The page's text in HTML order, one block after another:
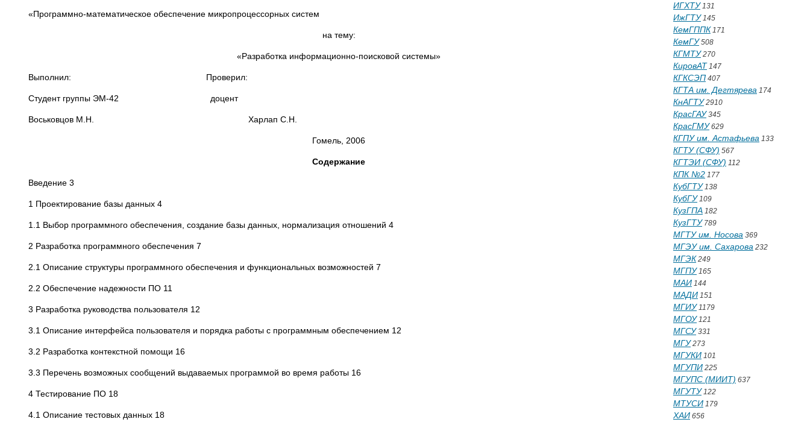
«Программно-математическое обеспечение микропроцессорных систем
на тему:
«Разработка информационно-поисковой системы»
Выполнил: Проверил:
Студент группы ЭМ-42 доцент
Воськовцов М.Н. Харлап С.Н.
Гомель, 2006
Содержание
Введение 3
1 Проектирование базы данных 4
1.1 Выбор программного обеспечения, создание базы данных, нормализация отношений 4
2 Разработка программного обеспечения 7
2.1 Описание структуры программного обеспечения и функциональных возможностей 7
2.2 Обеспечение надежности ПО 11
3 Разработка руководства пользователя 12
3.1 Описание интерфейса пользователя и порядка работы с программным обеспечением 12
3.2 Разработка контекстной помощи 16
3.3 Перечень возможных сообщений выдаваемых программой во время работы 16
4 Тестирование ПО 18
4.1 Описание тестовых данных 18
ИГХТУ131
ИжГТУ145
КемГППК 171
КемГУ508
КГМТУ270
КировАТ 147
КГКСЭП 407
КГТА им. Дегтярева 174
КнАГТУ2910
КрасГАУ345
КрасГМУ629
КГПУ им. Астафьева 133
КГТУ (СФУ) 567
КГТЭИ (СФУ) 112
КПК №2 177
КубГТУ138
КубГУ109
КузГПА 182
КузГТУ789
МГТУ им. Носова 369
МГЭУ им. Сахарова 232
МГЭК 249
МГПУ165
МАИ 144
МАДИ 151
МГИУ1179
МГОУ121
МГСУ331
МГУ273
МГУКИ 101
МГУПИ 225
МГУПС (МИИТ) 637
МГУТУ122
МТУСИ 179
ХАИ 656